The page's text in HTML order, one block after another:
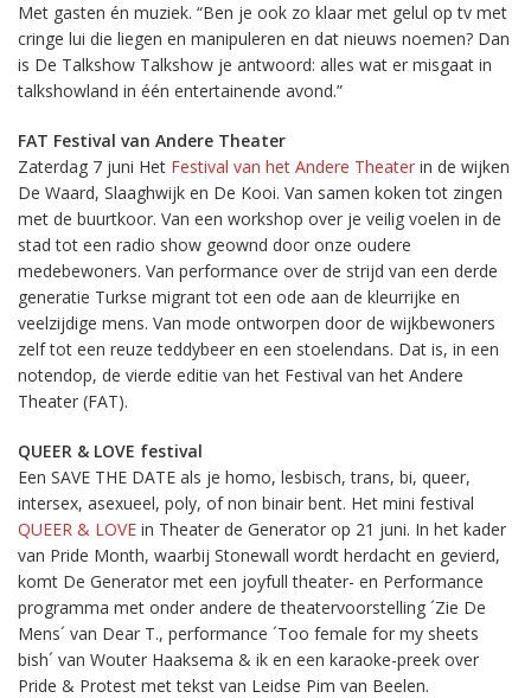
Met gasten én muziek. “Ben je ook zo klaar met gelul op tv met
cringe lui die liegen en manipuleren en dat nieuws noemen? Dan
is De Talkshow Talkshow je antwoord: alles wat er misgaat in
talkshowland in één entertainende avond.”
FAT Festival van Andere Theater
Zaterdag 7 juni Het Festival van het Andere Theater in de wijken
De Waard, Slaaghwijk en De Kooi. Van samen koken tot zingen
met de buurtkoor. Van een workshop over je veilig voelen in de
stad tot een radio show geownd door onze oudere
medebewoners. Van performance over de strijd van een derde
generatie Turkse migrant tot een ode aan de kleurrijke en
veelzijdige mens. Van mode ontworpen door de wijkbewoners
zelf tot een reuze teddybeer en een stoelendans. Dat is, in een
notendop, de vierde editie van het Festival van het Andere
Theater (FAT).
QUEER & LOVE festival
Een SAVE THE DATE als je homo, lesbisch, trans, bi, queer,
intersex, asexueel, poly, of non binair bent. Het mini festival
QUEER & LOVE in Theater de Generator op 21 juni. In het kader
van Pride Month, waarbij Stonewall wordt herdacht en gevierd,
komt De Generator met een joyfull theater- en Performance
programma met onder andere de theatervoorstelling ´Zie De
Mens´ van Dear T., performance ´Too female for my sheets
bish´ van Wouter Haaksema & ik en een karaoke-preek over
Pride & Protest met tekst van Leidse Pim van Beelen.